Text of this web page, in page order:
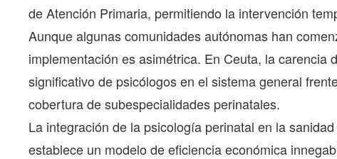
de Atención Primaria, permitiendo la intervención
Aunque algunas comunidades autónomas han
implementación es asimétrica. En Ceuta, la
significativo de psicólogos en el sistema general
cobertura de subespecialidades perinatales.
La integración de la psicología perinatal en la
establece un modelo de eficiencia económica